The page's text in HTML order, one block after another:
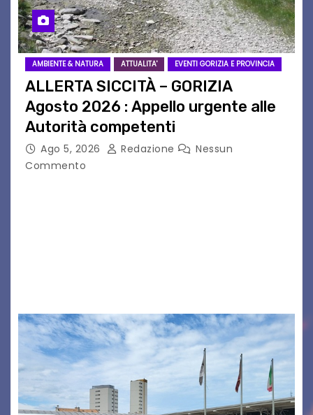
AMBIENTE & NATURA ATTUALITA' EVENTI GORIZIA E PROVINCIA
ALLERTA SICCITÀ – GORIZIA
Agosto 2026 : Appello urgente alle
Autorità competenti
Ago 5, 2026 Redazione
Nessun
Commento